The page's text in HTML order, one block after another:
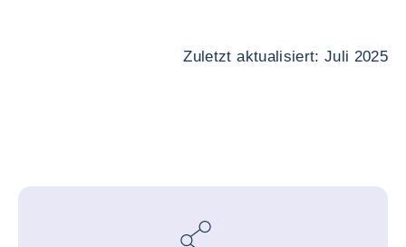
Zuletzt aktualisiert: Juli 2025